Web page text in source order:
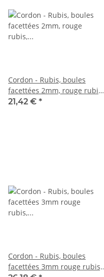
Cordon - Rubis, boules
facettées 2mm, rouge rubis,
longueur 39cm /2712
21,42 € *
Cordon - Rubis, boules
facettées 3mm rouge rubis,